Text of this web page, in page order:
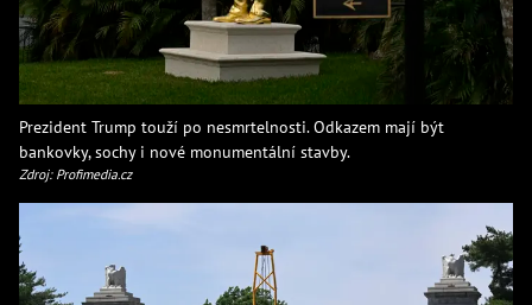
Prezident Trump touží po nesmrtelnosti. Odkazem mají být
bankovky, sochy i nové monumentální stavby.
Zdroj: Profimedia.cz